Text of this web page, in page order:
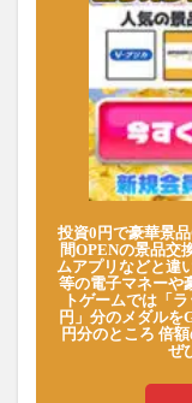
投資0円で豪華景
間OPENの景品交
ムアプリなどと違
等の電子マネーや
トゲームでは「
円」分のメダルを
円分のところ 倍
ぜ